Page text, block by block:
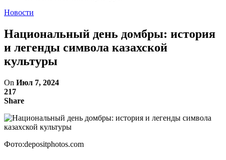
Новости
Национальный день домбры: история
и легенды символа казахской
культуры
On Июл 7, 2024
217
Share
Фото:depositphotos.com